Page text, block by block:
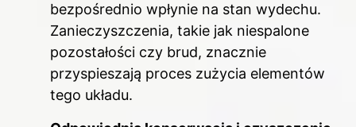
bezpośrednio wpłynie na stan wydechu.
Zanieczyszczenia, takie jak niespalone
pozostałości czy brud, znacznie
przyspieszają proces zużycia elementów
tego układu.